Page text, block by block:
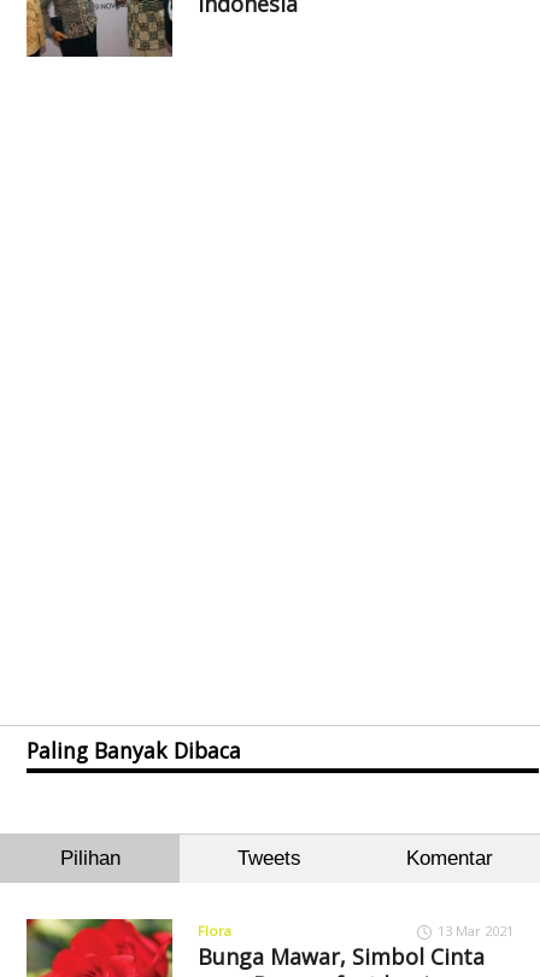
Paling Banyak Dibaca
Pilihan Tweets Komentar
Flora 13 Mar 2021
Bunga Mawar, Simbol Cinta